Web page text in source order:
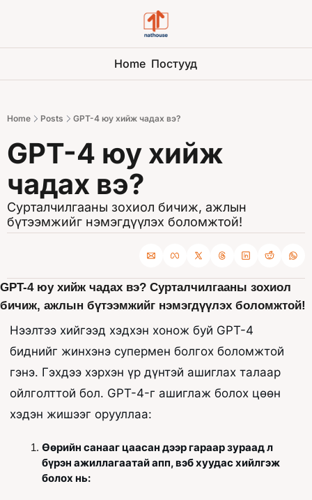
Home Постууд
Home Posts GPT-4 юу хийж чадах вэ?
GPT-4 юу хийж
чадах вэ?
Сурталчилгааны зохиол бичиж, ажлын
бүтээмжийг нэмэгдүүлэх боломжтой!
GPT-4 юу хийж чадах вэ? Сурталчилгааны зохиол
бичиж, ажлын бүтээмжийг нэмэгдүүлэх боломжтой!
Нээлтээ хийгээд хэдхэн хонож буй GPT-4
биднийг жинхэнэ супермен болгох боломжтой
гэнэ. Гэхдээ хэрхэн үр дүнтэй ашиглах талаар
ойлголттой бол. GPT-4-г ашиглаж болох цөөн
хэдэн жишээг орууллаа:
Өөрийн санааг цаасан дээр гараар зураад л
бүрэн ажиллагаатай апп, вэб хуудас хийлгэж
болох нь: